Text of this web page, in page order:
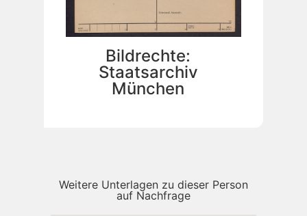
Bildrechte:
Staatsarchiv
München
Weitere Unterlagen zu dieser Person
auf Nachfrage